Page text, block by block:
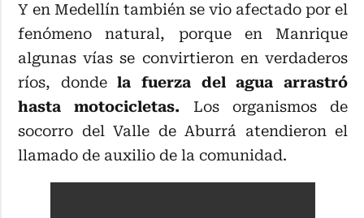
Y en Medellín también se vio afectado por el
fenómeno natural, porque en Manrique
algunas vías se convirtieron en verdaderos
ríos, dondela fuerza del agua arrastró
hasta motocicletas. Los organismos de
socorro del Valle de Aburrá atendieron el
llamado de auxilio de la comunidad.